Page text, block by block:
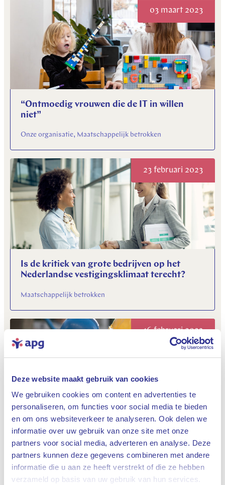
Deze website maakt gebruik van cookies
We gebruiken cookies om content en advertenties te
personaliseren, om functies voor social media te bieden
en om ons websiteverkeer te analyseren. Ook delen we
informatie over uw gebruik van onze site met onze
partners voor social media, adverteren en analyse. Deze
partners kunnen deze gegevens combineren met andere
informatie die u aan ze heeft verstrekt of die ze hebben
verzameld op basis van uw gebruik van hun services.
Sluiten
03 maart 2023
“Ontmoedig vrouwen die de IT in willen
niet”
Onze organisatie, Maatschappelijk betrokken
23 februari 2023
Is de kritiek van grote bedrijven op het
Nederlandse vestigingsklimaat terecht?
Maatschappelijk betrokken
16 februari 2023
Neemt de overheid de rol van
vastgoedbeleggers over?
Maatschappelijk betrokken